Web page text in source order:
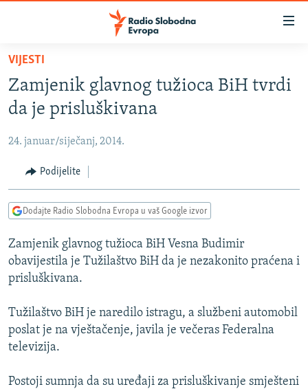
Pređite
glavni
sadržaj
Pređite
na
navigaciju
Pređite
na
BOSNA I HERCEGOVINA
SRBIJA
KOSOVO
CRNA GORA
VIDEO
FOTOGALERIJE
INFOGRAFIKE
PODCASTI
RAT U UKRAJINI
KINA NA BALKANU
ISPRIČAJ MI
DNEVNO@RSE
VIJESTI
Zamjenik glavnog tužioca BiH tvrdi
da je prisluškivana
24. januar/siječanj, 2014.
Podijelite
Dodajte Radio Slobodna Evropa u vaš Google izvor
Zamjenik glavnog tužioca BiH Vesna Budimir
obavijestila je Tužilaštvo BiH da je nezakonito praćena i
prisluškivana.
Tužilaštvo BiH je naredilo istragu, a službeni automobil
poslat je na vještačenje, javila je večeras Federalna
televizija.
Postoji sumnja da su uređaji za prisluškivanje smješteni